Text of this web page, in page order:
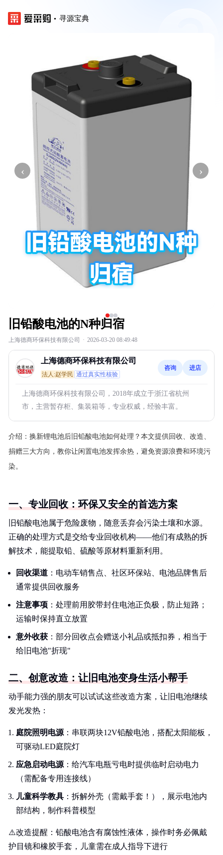
寻源宝典
‹ ›
旧铅酸电池的N种归宿
上海德商环保科技有限公司 · 2026-03-20 08:49:48
上海德商环保科技有限公司
法人:赵学民 通过真实性核验
咨询 进店
上海德商环保科技有限公司，2018年成立于浙江省杭州
市，主营暂存柜、集装箱等，专业权威，经验丰富。
介绍： 换新锂电池后旧铅酸电池如何处理？本文提供回收、改造、
捐赠三大方向，教你让闲置电池发挥余热，避免资源浪费和环境污
染。
一、专业回收：环保又安全的首选方案
旧铅酸电池属于危险废物，随意丢弃会污染土壤和水源。
正确的处理方式是交给专业回收机构——他们有成熟的拆
解技术，能提取铅、硫酸等原材料重新利用。
回收渠道 ：电动车销售点、社区环保站、电池品牌售后
通常提供回收服务
注意事项 ：处理前用胶带封住电池正负极，防止短路；
运输时保持直立放置
意外收获 ：部分回收点会赠送小礼品或抵扣券，相当于
给旧电池"折现"
二、创意改造：让旧电池变身生活小帮手
动手能力强的朋友可以试试这些改造方案，让旧电池继续
发光发热：
庭院照明电源 ：串联两块12V铅酸电池，搭配太阳能板，
可驱动LED庭院灯
应急启动电源 ：给汽车电瓶亏电时提供临时启动电力
（需配备专用连接线）
儿童科学教具 ：拆解外壳（需戴手套！），展示电池内
部结构，制作科普模型
⚠️改造提醒：铅酸电池含有腐蚀性液体，操作时务必佩戴
护目镜和橡胶手套，儿童需在成人指导下进行